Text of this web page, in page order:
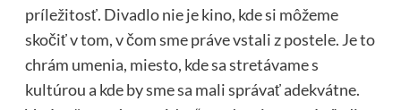
príležitosť. Divadlo nie je kino, kde si môžeme
skočiť v tom, v čom sme práve vstali z postele. Je to
chrám umenia, miesto, kde sa stretávame s
kultúrou a kde by sme sa mali správať adekvátne.